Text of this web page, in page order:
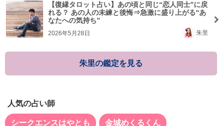
【復縁タロット占い】あの頃と同じ“恋人同士”に戻
れる？ あの人の未練と後悔⇒急激に盛り上がる“あ
なたへの気持ち”
朱里
2026年5月28日
朱里の鑑定を見る
人気の占い師
シークエンスはやとも 金城めくるくん